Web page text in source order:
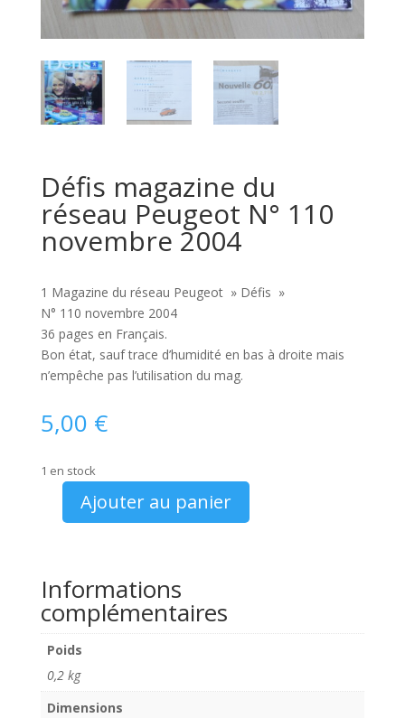
Défis magazine du
réseau Peugeot N° 110
novembre 2004
1 Magazine du réseau Peugeot » Défis »
N° 110 novembre 2004
36 pages en Français.
Bon état, sauf trace d’humidité en bas à droite mais
n’empêche pas l’utilisation du mag.
5,00 €
1 en stock
quantité
du
réseau
Peugeot
N°
110
novembre
Ajouter au panier
Informations
complémentaires
Poids
0,2 kg
Dimensions